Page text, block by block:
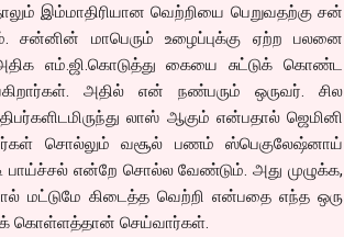
இம்மாதிரியான வெற்றியை பெறுவதற்கு சன்
சன்னின் மாபெரும் உழைப்புக்கு ஏற்ற பலனை
எம்.ஜி.கொடுத்து கையை சுட்டுக் கொண்ட
அதில் என் நண்பரும் ஒருவர். சில
லாஸ் ஆகும் என்பதால் ஜெமினி
சொல்லும் வசூல் பணம் ஸ்பெகுலேஷ்னாய்
பாய்ச்சல் என்றே சொல்ல வேண்டும். அது முழுக்க,
மட்டுமே கிடைத்த வெற்றி என்பதை எந்த ஒரு
கொள்ளத்தான் செய்வார்கள்.